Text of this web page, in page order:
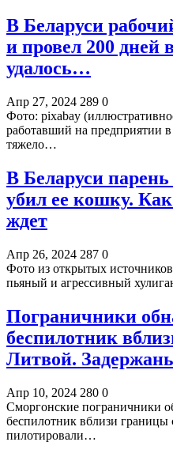
В Беларуси
и провел 200 дней
удалось…
Апр 27, 2024 289 0
Фото: pixabay
работавший на предприятии
тяжело…
В Беларуси
убил ее кошку.
ждет
Апр 26, 2024 287 0
Фото из открытых
пьяный и агрессивный
Пограничники
беспилотник
Литвой.
Апр 10, 2024 280 0
Сморгонские пограничники
беспилотник вблизи
пилотировали…